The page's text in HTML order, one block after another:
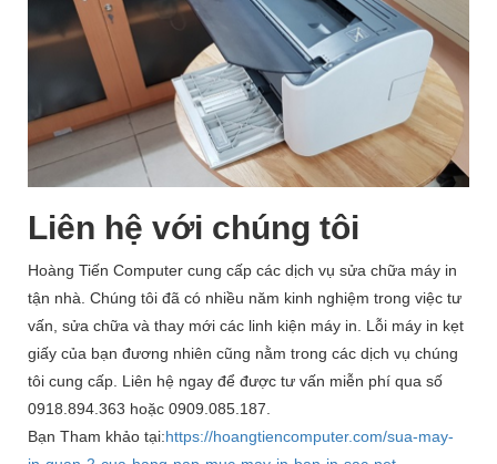
Liên hệ với chúng tôi
Hoàng Tiến Computer cung cấp các dịch vụ sửa chữa máy in
tận nhà. Chúng tôi đã có nhiều năm kinh nghiệm trong việc tư
vấn, sửa chữa và thay mới các linh kiện máy in. Lỗi máy in kẹt
giấy của bạn đương nhiên cũng nằm trong các dịch vụ chúng
tôi cung cấp. Liên hệ ngay để được tư vấn miễn phí qua số
0918.894.363 hoặc 0909.085.187.
Bạn Tham khảo tại:https://hoangtiencomputer.com/sua-may-